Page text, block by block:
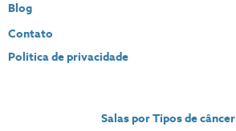
Blog
Contato
Politica de privacidade
Salas por Tipos de câncer